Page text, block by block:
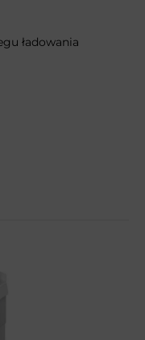
ładowania